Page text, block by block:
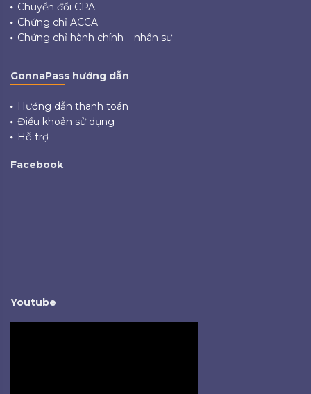
Chuyển đổi CPA
Chứng chỉ ACCA
Chứng chỉ hành chính – nhân sự
GonnaPass hướng dẫn
Hướng dẫn thanh toán
Điều khoản sử dụng
Hỗ trợ
Facebook
Youtube